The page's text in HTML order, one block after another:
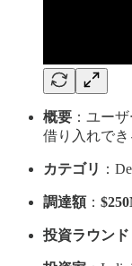
概要 ：ユー
借り入れでき
カテゴリ ：
調達額：
投資ラウンド